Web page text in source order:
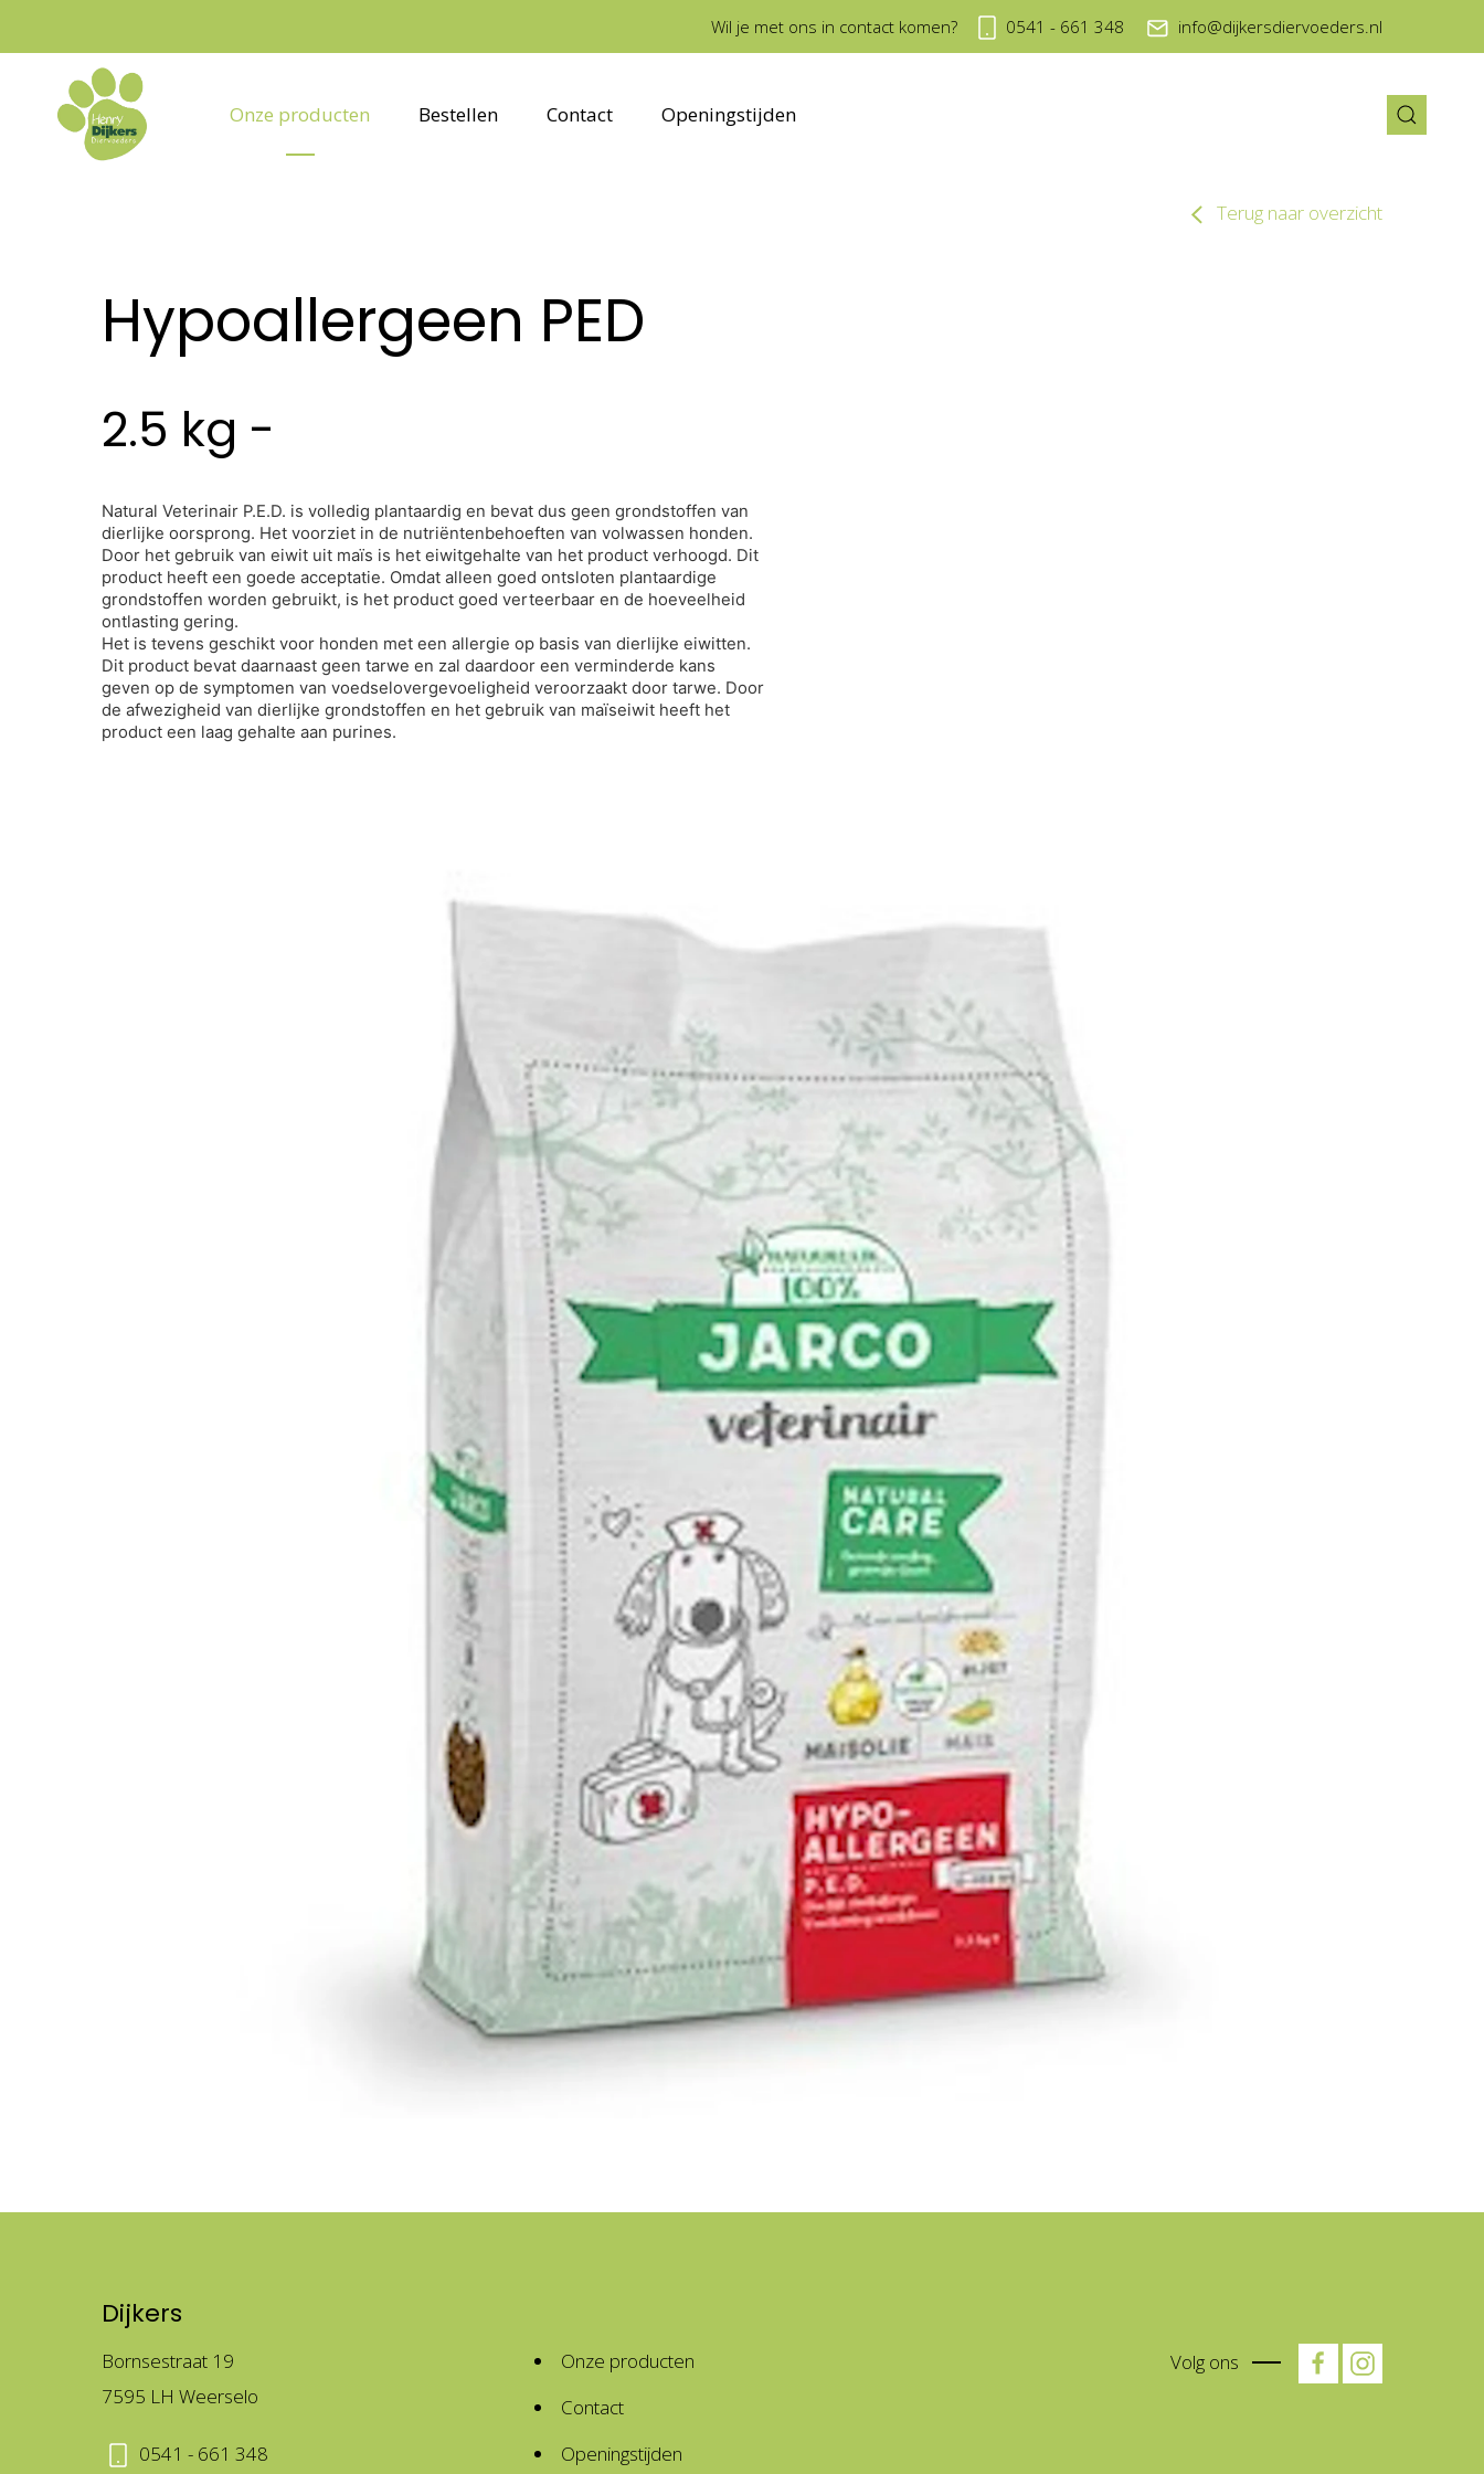
Wil je met ons in contact komen? 0541 - 661 348 info@dijkersdiervoeders.nl
Onze producten Bestellen Contact Openingstijden
Terug naar overzicht
Hypoallergeen PED
2.5 kg -
Natural Veterinair P.E.D. is volledig plantaardig en bevat dus geen grondstoffen van
dierlijke oorsprong. Het voorziet in de nutriënten­behoeften van volwassen honden.
Door het gebruik van eiwit uit maïs is het eiwitgehalte van het product verhoogd. Dit
product heeft een goede acceptatie. Omdat alleen goed ontsloten plantaardige
grondstoffen worden gebruikt, is het product goed verteerbaar en de hoeveelheid
ontlasting gering.
Het is tevens geschikt voor honden met een allergie op basis van dierlijke eiwitten.
Dit product bevat daarnaast geen tarwe en zal daardoor een verminderde kans
geven op de symptomen van voedselovergevoeligheid veroorzaakt door tarwe. Door
de afwezigheid van dierlijke grondstoffen en het gebruik van maïseiwit heeft het
product een laag gehalte aan purines.
Dijkers
Bornsestraat 19
7595 LH Weerselo
0541 - 661 348
Onze producten
Contact
Openingstijden
Volg ons